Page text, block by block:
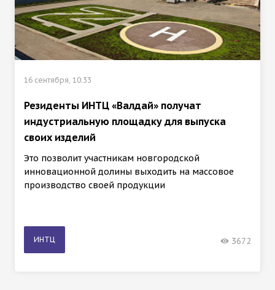
16 сентября, 10:33
Резиденты ИНТЦ «Валдай» получат
индустриальную площадку для выпуска
своих изделий
Это позволит участникам новгородской
инновационной долины выходить на массовое
производство своей продукции
ИНТЦ 3672